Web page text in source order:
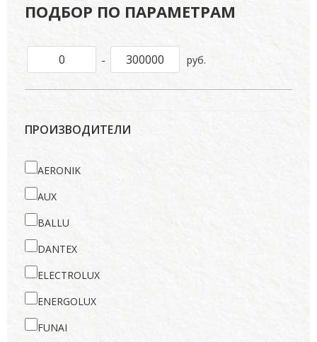
ПОДБОР ПО ПАРАМЕТРАМ
- руб.
ПРОИЗВОДИТЕЛИ
AERONIK
AUX
BALLU
DANTEX
ELECTROLUX
ENERGOLUX
FUNAI